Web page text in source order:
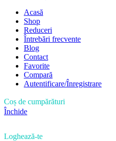
Acasă
Shop
Reduceri
Întrebări frecvente
Blog
Contact
Favorite
Compară
Autentificare/Înregistrare
Coș de cumpărături
Închide
Loghează-te